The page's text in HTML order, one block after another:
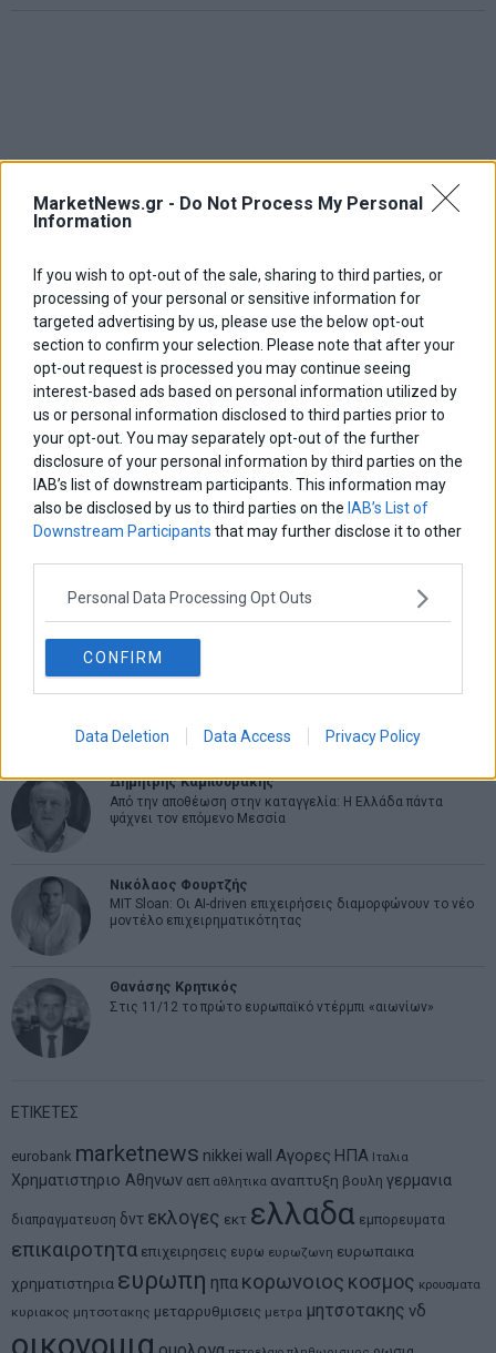
MarketNews.gr - Do Not Process My Personal
Information
If you wish to opt-out of the sale, sharing to third parties, or
processing of your personal or sensitive information for
targeted advertising by us, please use the below opt-out
section to confirm your selection. Please note that after your
opt-out request is processed you may continue seeing
interest-based ads based on personal information utilized by
us or personal information disclosed to third parties prior to
your opt-out. You may separately opt-out of the further
disclosure of your personal information by third parties on the
IAB’s list of downstream participants. This information may
also be disclosed by us to third parties on the IAB’s List of
Downstream Participants that may further disclose it to other
Personal Data Processing Opt Outs
CONFIRM
Data Deletion Data Access Privacy Policy
ΑΡΘΡΟΓΡΑΦΟΙ
Ελευθερία Κούρταλη
Οι «τιμωροί» των ομολόγων επέστρεψαν
Η αληθινή παιδεία ξεκινά από την ψυχή…
Σταματίνα Σταματάκου
Η βία κατά των ζώων δεν αντέχει βολικές ερμηνείες
Δημήτρης Καμπουράκης
Από την αποθέωση στην καταγγελία: Η Ελλάδα πάντα
ψάχνει τον επόμενο Μεσσία
Νικόλαος Φουρτζής
MIT Sloan: Οι AI-driven επιχειρήσεις διαμορφώνουν το νέο
μοντέλο επιχειρηματικότητας
Θανάσης Κρητικός
Στις 11/12 το πρώτο ευρωπαϊκό ντέρμπι «αιωνίων»
ΕΤΙΚΕΤΕΣ
eurobank marketnews nikkei wall Αγορες ΗΠΑ Ιταλια
Χρηματιστηριο Αθηνων αεπ αθλητικα αναπτυξη βουλη γερμανια
διαπραγματευση δντ εκλογες εκτ ελλαδα εμπορευματα
επικαιροτητα επιχειρησεις ευρω ευρωζωνη ευρωπαικα
χρηματιστηρια ευρωπη ηπα κορωνοιος κοσμος κρουσματα
κυριακος μητσοτακης μεταρρυθμισεις μετρα μητσοτακης νδ